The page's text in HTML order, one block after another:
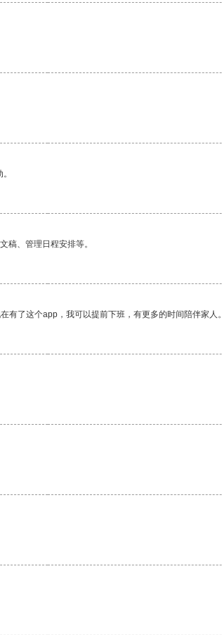
稿、管理日程安排等。
了这个app，我可以提前下班，有更多的时间陪伴家人。